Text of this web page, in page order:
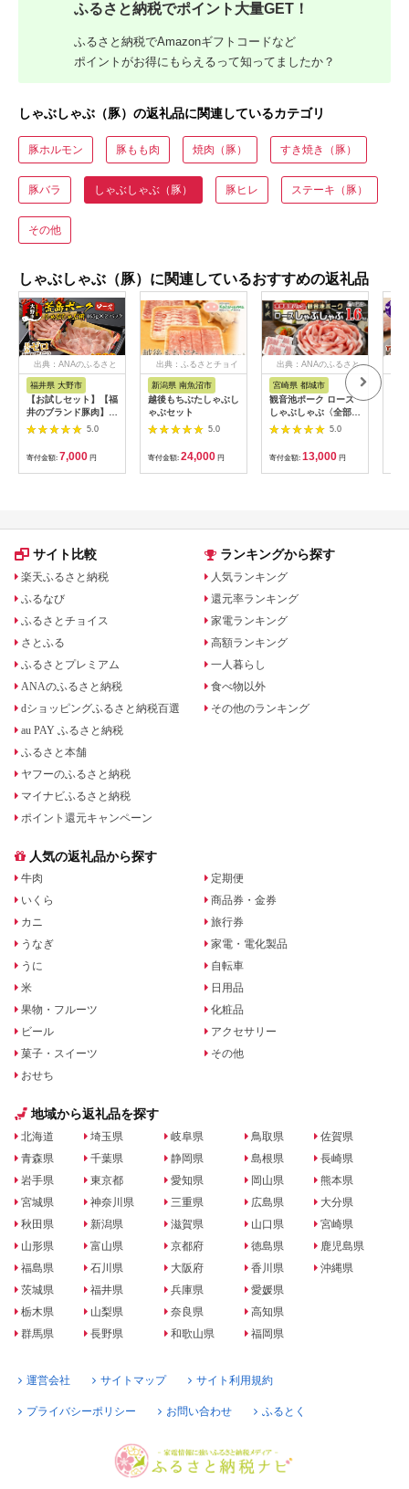
ふるさと納税でポイント大量GET！
ふるさと納税でAmazonギフトコードなど
ポイントがお得にもらえるって知ってましたか？
しゃぶしゃぶ（豚）の返礼品に関連しているカテゴリ
豚ホルモン 豚もも肉 焼肉（豚） すき焼き（豚）
豚バラ しゃぶしゃぶ（豚） 豚ヒレ ステーキ（豚）
その他
しゃぶしゃぶ（豚）に関連しているおすすめの返礼品
出典：ANAのふるさと
福井県 大野市
【お試しセット】【福
井のブランド豚肉】荒
島ポーク ロースしゃ
ぶしゃぶ用 330g[A-
054011]
5.0
寄付金額: 7,000 円
出典：ふるさとチョイ
新潟県 南魚沼市
越後もちぶたしゃぶし
ゃぶセット
5.0
寄付金額: 24,000 円
出典：ANAのふるさと
納税
宮崎県 都城市
観音池ポーク ロース
しゃぶしゃぶ〈全部真
空パック〉1.6kg_13-
5.0
寄付金額: 13,000 円
サイト比較
楽天ふるさと納税
ふるなび
ふるさとチョイス
さとふる
ふるさとプレミアム
ANAのふるさと納税
dショッピングふるさと納税百選
au PAY ふるさと納税
ふるさと本舗
ヤフーのふるさと納税
マイナビふるさと納税
ポイント還元キャンペーン
ランキングから探す
人気ランキング
還元率ランキング
家電ランキング
高額ランキング
一人暮らし
食べ物以外
その他のランキング
人気の返礼品から探す
牛肉
いくら
カニ
うなぎ
うに
米
果物・フルーツ
ビール
菓子・スイーツ
おせち
定期便
商品券・金券
旅行券
家電・電化製品
自転車
日用品
化粧品
アクセサリー
その他
地域から返礼品を探す
北海道
青森県
岩手県
宮城県
秋田県
山形県
福島県
茨城県
栃木県
群馬県
埼玉県
千葉県
東京都
神奈川県
新潟県
富山県
石川県
福井県
山梨県
長野県
岐阜県
静岡県
愛知県
三重県
滋賀県
京都府
大阪府
兵庫県
奈良県
和歌山県
鳥取県
島根県
岡山県
広島県
山口県
徳島県
香川県
愛媛県
高知県
福岡県
佐賀県
長崎県
熊本県
大分県
宮崎県
鹿児島県
沖縄県
運営会社 サイトマップ サイト利用規約
プライバシーポリシー お問い合わせ ふるとく